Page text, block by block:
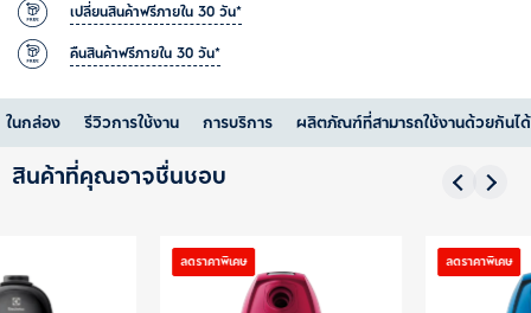
เปลี่ยนสินค้าฟรีภายใน 30 วัน*
คืนสินค้าฟรีภายใน 30 วัน*
ในกล่อง รีวิวการใช้งาน การบริการ ผลิตภัณฑ์ที่สามารถใช้งานด้วยกันได้
สินค้าที่คุณอาจชื่นชอบ